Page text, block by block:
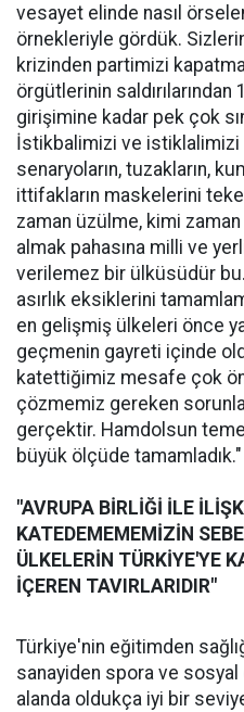
vesayet elinde nasıl
örnekleriyle gördük.
krizinden partimizi
örgütlerinin
girişimine kadar pek çok
İstikbalimizi ve istiklalimizi
senaryoların, tuzakların,
ittifakların maskelerini
zaman üzülme, kimi
almak pahasına milli ve
verilemez bir ülküsüdür
asırlık eksiklerini
en gelişmiş ülkeleri önce
geçmenin gayreti içinde
katettiğimiz mesafe çok
çözmemiz gereken
gerçektir. Hamdolsun temel
büyük ölçüde tamamladık."
"AVRUPA BİRLİĞİ İLE
KATEDEMEMEMİZİN
ÜLKELERİN TÜRKİYE'YE
İÇEREN TAVIRLARIDIR"
Türkiye'nin eğitimden
sanayiden spora ve
alanda oldukça iyi bir